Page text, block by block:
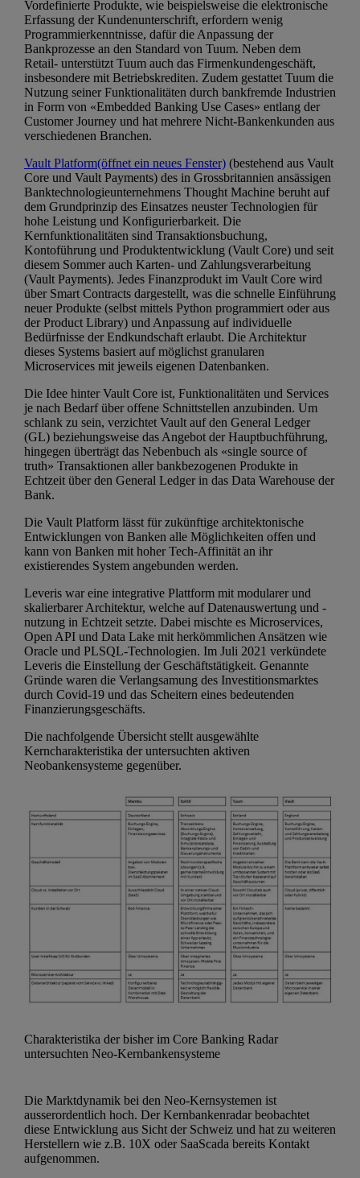
Vordefinierte Produkte, wie beispielsweise die elektronische
Erfassung der Kundenunterschrift, erfordern wenig
Programmierkenntnisse, dafür die Anpassung der
Bankprozesse an den Standard von Tuum. Neben dem
Retail- unterstützt Tuum auch das Firmenkundengeschäft,
insbesondere mit Betriebskrediten. Zudem gestattet Tuum die
Nutzung seiner Funktionalitäten durch bankfremde Industrien
in Form von «Embedded Banking Use Cases» entlang der
Customer Journey und hat mehrere Nicht-Bankenkunden aus
verschiedenen Branchen.
Vault Platform(öffnet ein neues Fenster) (bestehend aus Vault
Core und Vault Payments) des in Grossbritannien ansässigen
Banktechnologieunternehmens Thought Machine beruht auf
dem Grundprinzip des Einsatzes neuster Technologien für
hohe Leistung und Konfigurierbarkeit. Die
Kernfunktionalitäten sind Transaktionsbuchung,
Kontoführung und Produktentwicklung (Vault Core) und seit
diesem Sommer auch Karten- und Zahlungsverarbeitung
(Vault Payments). Jedes Finanzprodukt im Vault Core wird
über Smart Contracts dargestellt, was die schnelle Einführung
neuer Produkte (selbst mittels Python programmiert oder aus
der Product Library) und Anpassung auf individuelle
Bedürfnisse der Endkundschaft erlaubt. Die Architektur
dieses Systems basiert auf möglichst granularen
Microservices mit jeweils eigenen Datenbanken.
Die Idee hinter Vault Core ist, Funktionalitäten und Services
je nach Bedarf über offene Schnittstellen anzubinden. Um
schlank zu sein, verzichtet Vault auf den General Ledger
(GL) beziehungsweise das Angebot der Hauptbuchführung,
hingegen überträgt das Nebenbuch als «single source of
truth» Transaktionen aller bankbezogenen Produkte in
Echtzeit über den General Ledger in das Data Warehouse der
Bank.
Die Vault Platform lässt für zukünftige architektonische
Entwicklungen von Banken alle Möglichkeiten offen und
kann von Banken mit hoher Tech-Affinität an ihr
existierendes System angebunden werden.
Leveris war eine integrative Plattform mit modularer und
skalierbarer Architektur, welche auf Datenauswertung und -
nutzung in Echtzeit setzte. Dabei mischte es Microservices,
Open API und Data Lake mit herkömmlichen Ansätzen wie
Oracle und PLSQL-Technologien. Im Juli 2021 verkündete
Leveris die Einstellung der Geschäftstätigkeit. Genannte
Gründe waren die Verlangsamung des Investitionsmarktes
durch Covid-19 und das Scheitern eines bedeutenden
Finanzierungsgeschäfts.
Die nachfolgende Übersicht stellt ausgewählte
Kerncharakteristika der untersuchten aktiven
Neobankensysteme gegenüber.
Charakteristika der bisher im Core Banking Radar
untersuchten Neo-Kernbankensysteme
Die Marktdynamik bei den Neo-Kernsystemen ist
ausserordentlich hoch. Der Kernbankenradar beobachtet
diese Entwicklung aus Sicht der Schweiz und hat zu weiteren
Herstellern wie z.B. 10X oder SaaScada bereits Kontakt
aufgenommen.